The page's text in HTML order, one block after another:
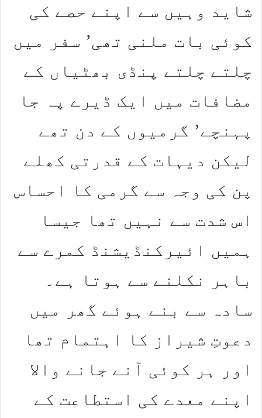
شاید وہیں سے اپنے حصے کی
کوئی بات ملنی تھی’ سفر میں
چلتے چلتے پنڈی بھٹیاں کے
مضافات میں ایک ڈیرے پہ جا
پہنچے’ گرمیوں کے دن تھے
لیکن دیہات کے قدرتی کھلے
پن کی وجہ سے گرمی کا احساس
اس شدت سے نہیں تھا جیسا
ہمیں ائیرکنڈیشنڈ کمرے سے
باہر نکلنے سے ہوتا ہے۔
سادہ سے بنے ہوئے گھر میں
دعوتِ شیراز کا اہتمام تھا
اور ہر کوئی آنے جانے والا
اپنے معدے کی استطاعت کے